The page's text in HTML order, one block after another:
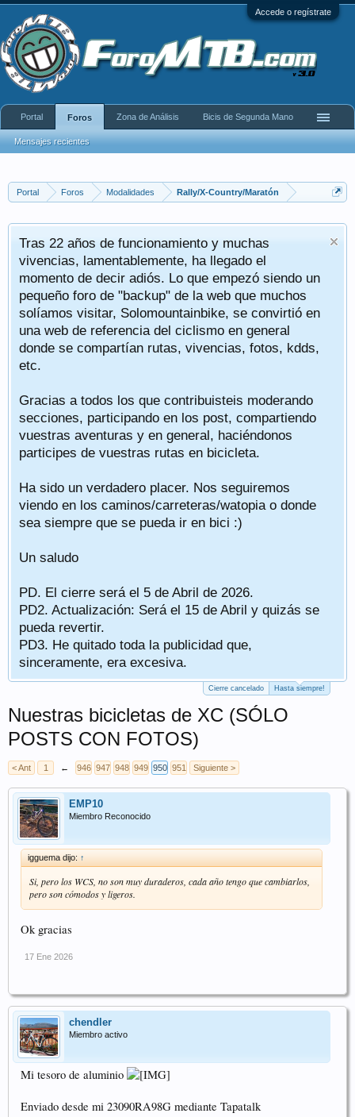
Accede o regístrate
Portal Foros Modalidades Rally/X-Country/Maratón
Tras 22 años de funcionamiento y muchas
vivencias, lamentablemente, ha llegado el
momento de decir adiós. Lo que empezó siendo un
pequeño foro de "backup" de la web que muchos
solíamos visitar, Solomountainbike, se convirtió en
una web de referencia del ciclismo en general
donde se compartían rutas, vivencias, fotos, kdds,
etc.
Gracias a todos los que contribuisteis moderando
secciones, participando en los post, compartiendo
vuestras aventuras y en general, haciéndonos
participes de vuestras rutas en bicicleta.
Ha sido un verdadero placer. Nos seguiremos
viendo en los caminos/carreteras/watopia o donde
sea siempre que se pueda ir en bici :)
Un saludo
PD. El cierre será el 5 de Abril de 2026.
PD2. Actualización: Será el 15 de Abril y quizás se
pueda revertir.
PD3. He quitado toda la publicidad que,
sinceramente, era excesiva.
Cierre cancelado Hasta siempre!
Nuestras bicicletas de XC (SÓLO
POSTS CON FOTOS)
< Ant 1 ← 946 947 948 949 950 951 Siguiente >
EMP10
Miembro Reconocido
igguema dijo: ↑
Si, pero los WCS, no son muy duraderos, cada año tengo que cambiarlos,
pero son cómodos y ligeros.
Ok gracias
17 Ene 2026
chendler
Miembro activo
Mi tesoro de aluminio
Enviado desde mi 23090RA98G mediante Tapatalk
Portal Foros
Mensajes recientes
Zona de Análisis Bicis de Segunda Mano